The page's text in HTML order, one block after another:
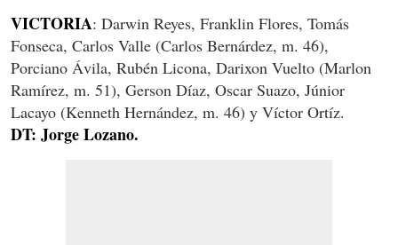
VICTORIA: Darwin Reyes, Franklin Flores, Tomás
Fonseca, Carlos Valle (Carlos Bernárdez, m. 46),
Porciano Ávila, Rubén Licona, Darixon Vuelto (Marlon
Ramírez, m. 51), Gerson Díaz, Oscar Suazo, Júnior
Lacayo (Kenneth Hernández, m. 46) y Víctor Ortíz.
DT: Jorge Lozano.